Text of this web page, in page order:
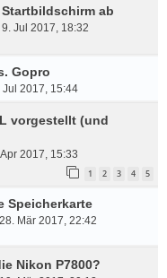
ab
Jul 2017, 18:32
Gopro
Jul 2017, 15:44
vorgestellt (und
2017, 15:33
1 2 3 4 5
Speicherkarte
Mär 2017, 22:42
Nikon P7800?